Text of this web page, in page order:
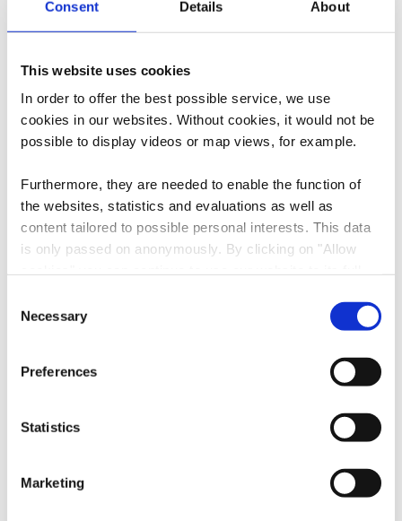
Consent Details About
This website uses cookies
In order to offer the best possible service, we use
cookies in our websites. Without cookies, it would not be
possible to display videos or map views, for example.
Furthermore, they are needed to enable the function of
the websites, statistics and evaluations as well as
content tailored to possible personal interests. This data
is only passed on anonymously. By clicking on "Allow
possible later deactivation in our
at any
Selection
Necessary
Preferences
Statistics
Marketing
82, Place de Saintignon
L-4698 Lasauvage
Tel.: +352 691 775514
E-Mail: info@simpleviu.com
Webseite: https://www.simpleviu.com